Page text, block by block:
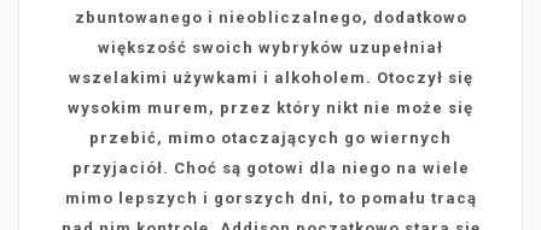
zbuntowanego i nieobliczalnego, dodatkowo
większość swoich wybryków uzupełniał
wszelakimi używkami i alkoholem. Otoczył się
wysokim murem, przez który nikt nie może się
przebić, mimo otaczających go wiernych
przyjaciół. Choć są gotowi dla niego na wiele
mimo lepszych i gorszych dni, to pomału tracą